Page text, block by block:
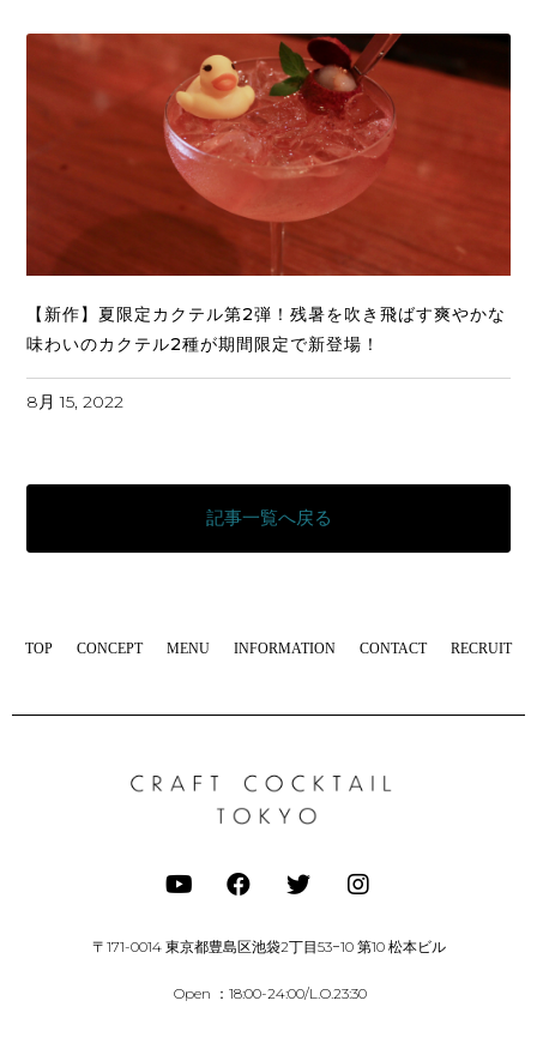
【新作】夏限定カクテル第2弾！残暑を吹き飛ばす爽やかな
味わいのカクテル2種が期間限定で新登場！
8月 15, 2022
記事一覧へ戻る
TOP CONCEPT MENU INFORMATION CONTACT RECRUIT
〒171-0014 東京都豊島区池袋2丁目53−10 第10 松本ビル
Open ：18:00-24:00/L.O.23:30